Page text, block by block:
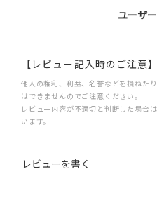
ユーザ
【レビュー記入時のご注意】
他人の権利、利益、名誉などを損ねた
はできませんのでご注意ください。
レビュー内容が不適切と判断した場合
います。
レビューを書く